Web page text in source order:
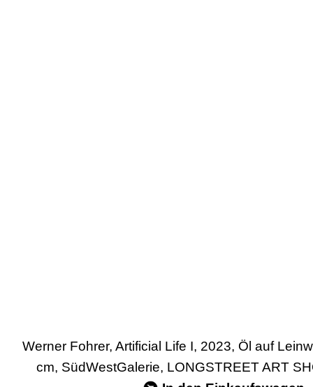
Werner Fohrer, Artificial Life I, 2023, Öl auf
cm, SüdWestGalerie, LONGSTREET ART